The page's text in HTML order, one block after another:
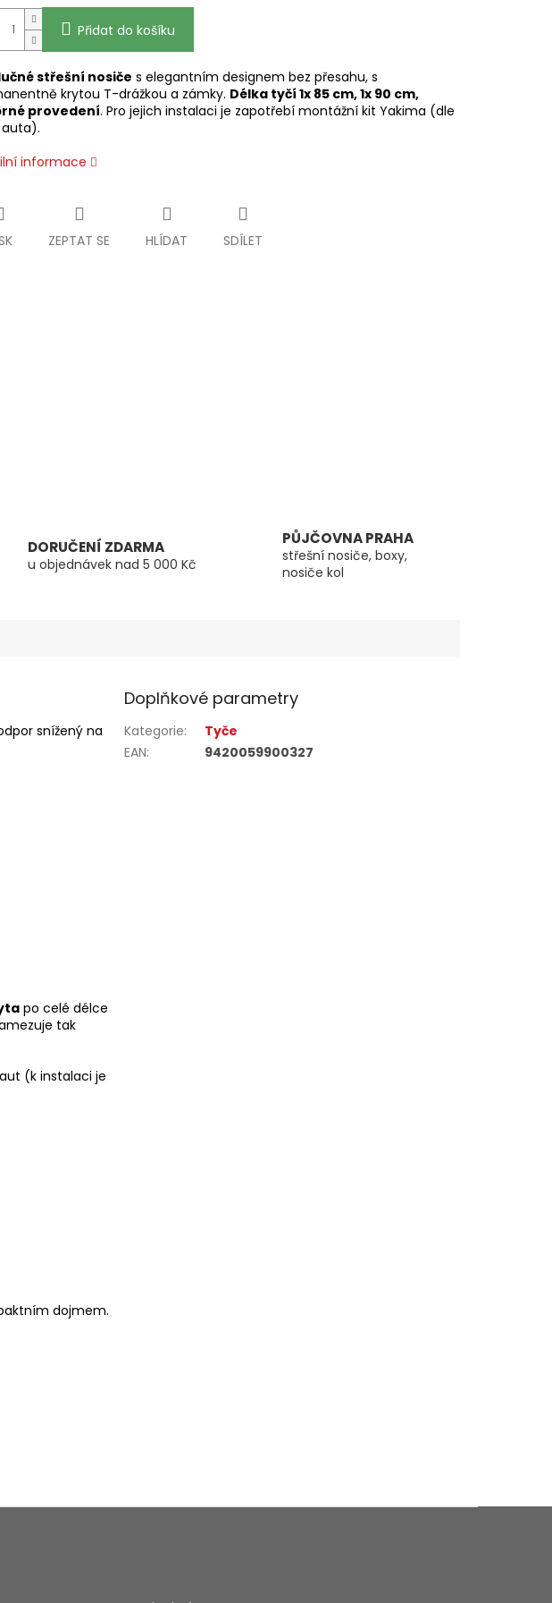
Přidat do košíku
střešní nosiče s elegantním designem bez přesahu, s
krytou T-drážkou a zámky. Délka tyčí 1x 85 cm, 1x 90 cm,
provedení. Pro jejich instalaci je zapotřebí montážní kit Yakima (dle
informace
ZEPTAT SE HLÍDAT SDÍLET
DORUČENÍ ZDARMA
u objednávek nad 5 000 Kč
PŮJČOVNA PRAHA
střešní nosiče, boxy,
nosiče kol
snížený na
po celé délce
tak
(k instalaci je
dojmem.
Doplňkové parametry
Kategorie:
Tyče
EAN: 9420059900327